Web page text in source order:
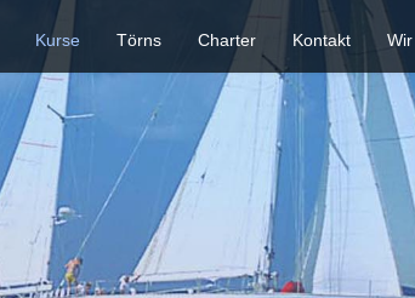
Kurse Törns Charter Kontakt Wir